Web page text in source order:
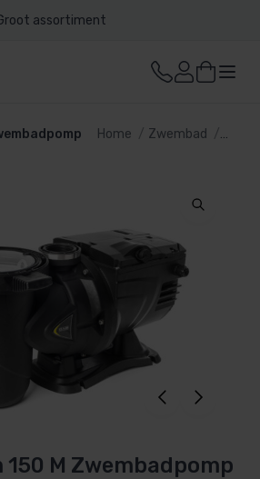
assortiment
Home Zwembad
150 M Zwembadpomp